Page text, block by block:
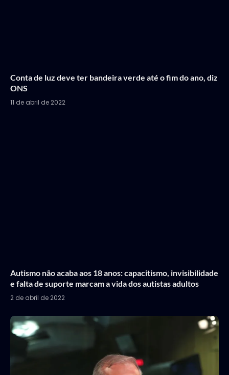
Conta de luz deve ter bandeira verde até o fim do ano, diz
ONS
11 de abril de 2022
Autismo não acaba aos 18 anos: capacitismo, invisibilidade
e falta de suporte marcam a vida dos autistas adultos
2 de abril de 2022